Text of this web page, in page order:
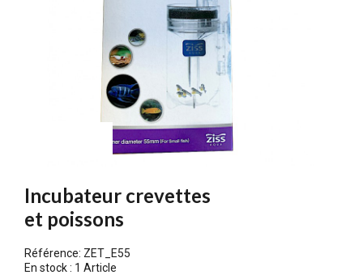
Incubateur crevettes
et poissons
Référence: ZET_E55
En stock : 1 Article